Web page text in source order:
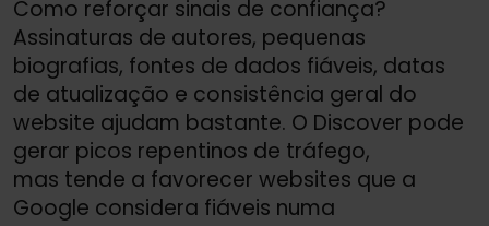
Como reforçar sinais de confiança?
Assinaturas de autores, pequenas
biografias, fontes de dados fiáveis, datas
de atualização e consistência geral do
website ajudam bastante. O Discover pode
gerar picos repentinos de tráfego,
mas tende a favorecer websites que a
Google considera fiáveis numa